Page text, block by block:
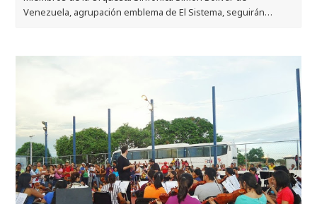
Venezuela, agrupación emblema de El Sistema, seguirán…